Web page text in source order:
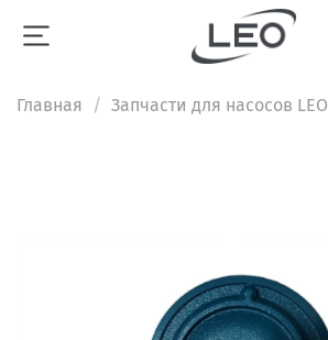
Главная Запчасти для насосов LEO